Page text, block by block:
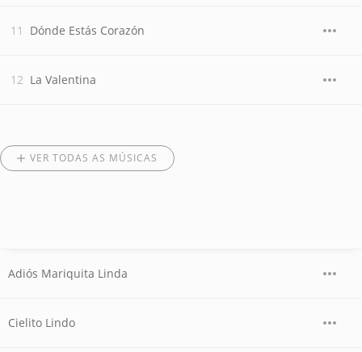
Dónde Estás Corazón
La Valentina
VER TODAS AS MÚSICAS
Adiós Mariquita Linda
Cielito Lindo